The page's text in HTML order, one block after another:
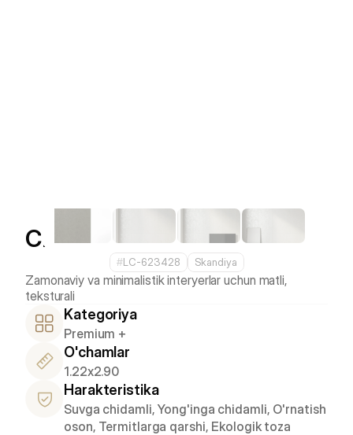
Cloud Ash
#LC-623428 Skandiya
Zamonaviy va minimalistik interyerlar uchun matli,
Kategoriya
Premium +
O'chamlar
1.22x2.90
Harakteristika
Suvga chidamli, Yong'inga chidamli, O'rnatish
oson, Termitlarga qarshi, Ekologik toza